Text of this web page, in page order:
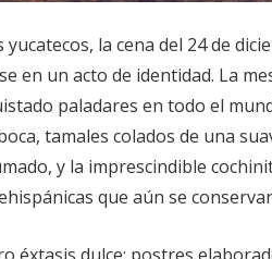
yucatecos, la cena del 24 de
en un acto de identidad. La
paladares en todo el
tamales colados de una
y la imprescindible
que aún se